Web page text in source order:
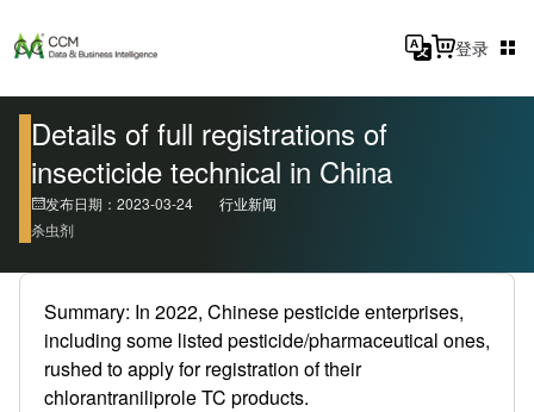
登录
Details of full registrations of
insecticide technical in China
发布日期：2023-03-24
行业新闻
杀虫剂
Summary: In 2022, Chinese pesticide enterprises,
including some listed pesticide/pharmaceutical ones,
rushed to apply for registration of their
chlorantraniliprole TC products.